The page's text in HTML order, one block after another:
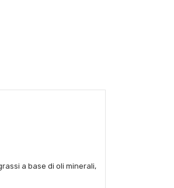
a base di oli minerali,